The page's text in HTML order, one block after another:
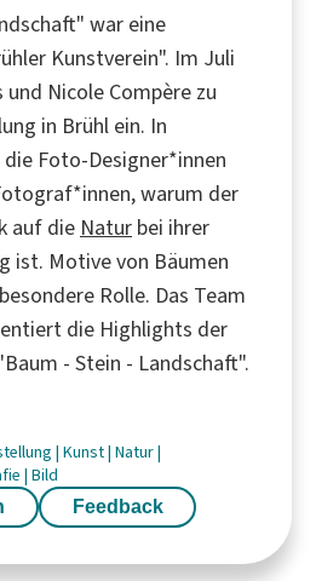
war eine
Kunstverein". Im Juli
und Nicole Compère zu
in Brühl ein. In
die Foto-Designer*innen
warum der
auf die Natur bei ihrer
ist. Motive von Bäumen
Rolle. Das Team
die Highlights der
- Stein - Landschaft".
| Kunst| Natur|
| Bild
Feedback